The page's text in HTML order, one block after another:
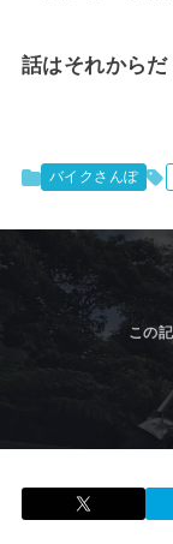
話はそれからだ
バイクさんぽ